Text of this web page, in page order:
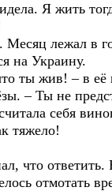
Я жить
лежал в
на Украину.
ты жив! – в её
– Ты не
себя
тяжело!
что ответить.
отмотать